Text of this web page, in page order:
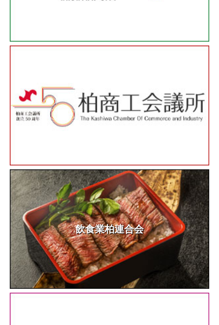
飲食業柏連合会